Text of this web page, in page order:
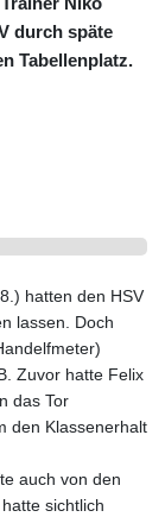
durch späte
Tabellenplatz.
hatten den HSV
lassen. Doch
Zuvor hatte Felix
das Tor
den Klassenerhalt
auch von den
sichtlich